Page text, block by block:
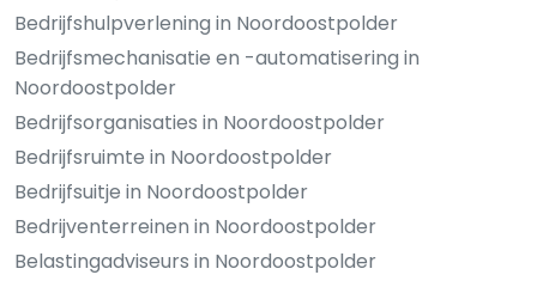
Bedrijfshulpverlening in Noordoostpolder
Bedrijfsmechanisatie en -automatisering in
Noordoostpolder
Bedrijfsorganisaties in Noordoostpolder
Bedrijfsruimte in Noordoostpolder
Bedrijfsuitje in Noordoostpolder
Bedrijventerreinen in Noordoostpolder
Belastingadviseurs in Noordoostpolder